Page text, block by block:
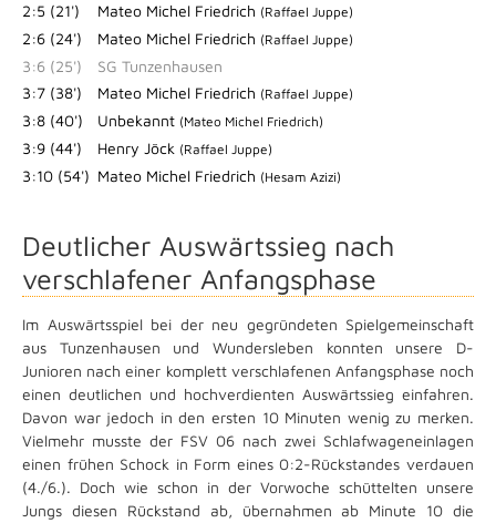
2:5 (21') Mateo Michel Friedrich (Raffael Juppe)
2:6 (24') Mateo Michel Friedrich (Raffael Juppe)
3:6 (25')
SG Tunzenhausen
3:7 (38')
Mateo Michel Friedrich (Raffael Juppe)
3:8 (40') Unbekannt (Mateo Michel Friedrich)
3:9 (44') Henry Jöck (Raffael Juppe)
3:10 (54') Mateo Michel Friedrich (Hesam Azizi)
Deutlicher Auswärtssieg nach
verschlafener Anfangsphase
Im Auswärtsspiel bei der neu gegründeten Spielgemeinschaft
aus Tunzenhausen und Wundersleben konnten unsere D-
Junioren nach einer komplett verschlafenen Anfangsphase noch
einen deutlichen und hochverdienten Auswärtssieg einfahren.
Davon war jedoch in den ersten 10 Minuten wenig zu merken.
Vielmehr musste der FSV 06 nach zwei Schlafwageneinlagen
einen frühen Schock in Form eines 0:2-Rückstandes verdauen
(4./6.). Doch wie schon in der Vorwoche schüttelten unsere
Jungs diesen Rückstand ab, übernahmen ab Minute 10 die